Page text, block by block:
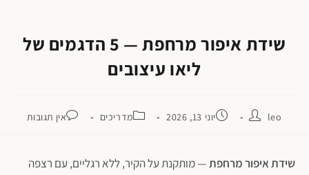
שידת איפור מרחפת — 5 הדגמים של
ליאו עיצובים
leo יוני 13, 2026 מדריכים אין תגובות
שידת איפור מרחפת— מותקנת על הקיר, ללא רגליים, עם רצפה